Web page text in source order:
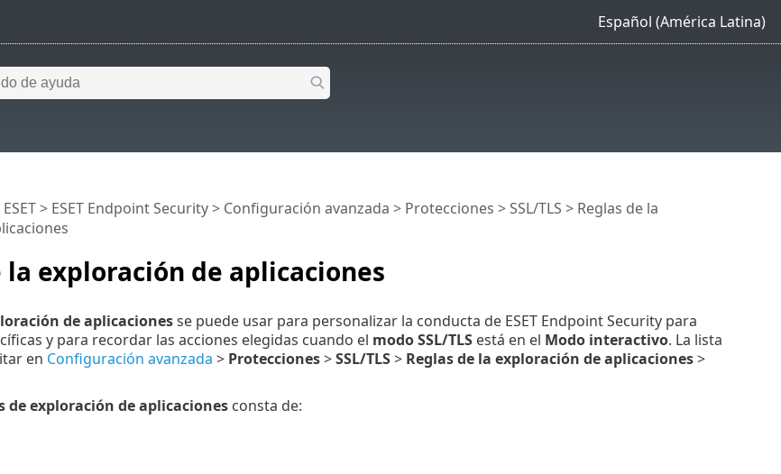
Español (América Latina)
la exploración de aplicaciones
> ESET Endpoint Security> Configuración avanzada > Protecciones >SSL/TLS > Reglas de la
de aplicacionesse puede usar para personalizar la conducta de ESET Endpoint Security para
y para recordar las acciones elegidas cuando el modo SSL/TLSestá en el Modo interactivo. La lista
en Configuración avanzada > Protecciones>SSL/TLS> Reglas de la exploración de aplicaciones>
de exploración de aplicacionesconsta de: